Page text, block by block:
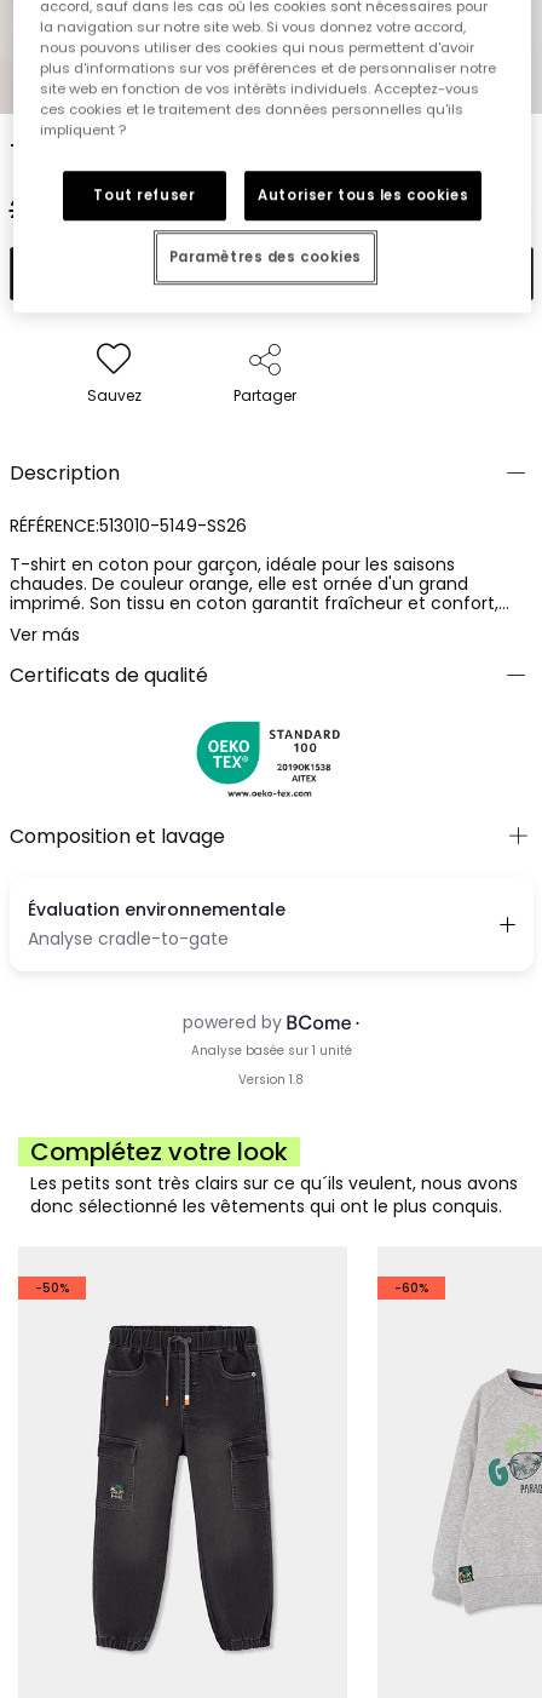
1 2 3 4 5
T-shirt pour enfant orange imprimée
22,95 € 11,45 € 9,15 €
Sauvez Partager
Description
RÉFÉRENCE:513010-5149-SS26
T-shirt en coton pour garçon, idéale pour les saisons
chaudes. De couleur orange, elle est ornée d'un grand
imprimé. Son tissu en coton garantit fraîcheur et confort,
parfait pour un usage quotidien. Disponible en tailles de 12
mois à 10 ans, elle offre une flexibilité pour s'adapter à la
croissance de votre petit. Avec des manches longues, la
coupe classique et le col rond la rendent facile à assortir
amusante à sa tenue quotidienne.
Ver más
Certificats de qualité
Composition et lavage
Complétez votre look
Les petits sont très clairs sur ce qu´ils veulent, nous avons
donc sélectionné les vêtements qui ont le plus conquis.
-50% -60%
accord, sauf dans les cas où les cookies sont nécessaires pour
la navigation sur notre site web. Si vous donnez votre accord,
nous pouvons utiliser des cookies qui nous permettent d'avoir
plus d'informations sur vos préférences et de personnaliser notre
site web en fonction de vos intérêts individuels. Acceptez-vous
ces cookies et le traitement des données personnelles qu'ils
impliquent ?
Tout refuser Autoriser tous les cookies
Paramètres des cookies